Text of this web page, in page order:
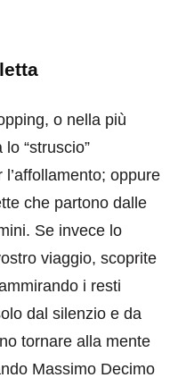
o nella più
“struscio”
oppure
che partono dalle
Se invece lo
viaggio, scoprite
i resti
dal silenzio e da
tornare alla mente
Massimo Decimo